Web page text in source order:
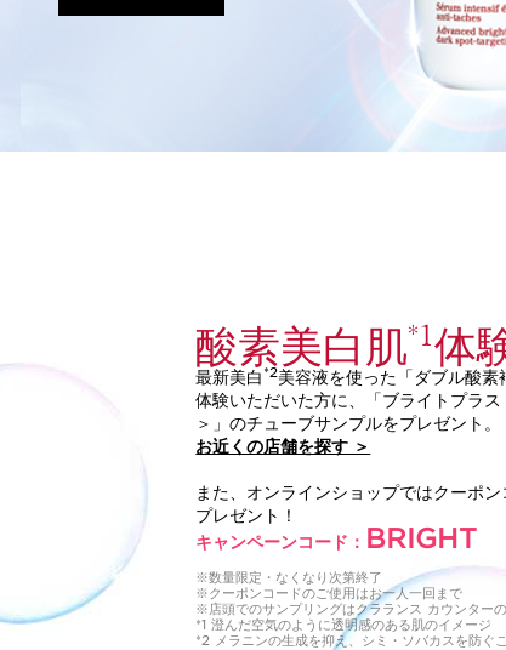
酸素美白肌*1体
最新美白 *2美容液を使った「ダブル酸
体験いただいた方に、「ブライトプラ
＞」のチューブサンプルをプレゼント。
お近くの店舗を探す ＞
また、オンラインショップではクーポ
プレゼント！
キャンペーンコード： BRIGHT
※数量限定・なくなり次第終了
※クーポンコードのご使用はお一人一回まで
※店頭でのサンプリングはクラランス カウンター
*1 澄んだ空気のように透明感のある肌のイメージ
*2 メラニンの生成を抑え、シミ・ソバカスを防ぐ